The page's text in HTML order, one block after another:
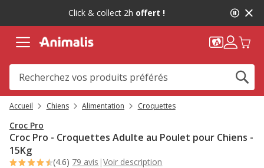
message,
Click & collect 2h offert !
Accueil Chiens Alimentation Croquettes
Croc Pro
Croc Pro - Croquettes Adulte au Poulet pour Chiens -
15Kg
(4.6) 79 avis |Voir description